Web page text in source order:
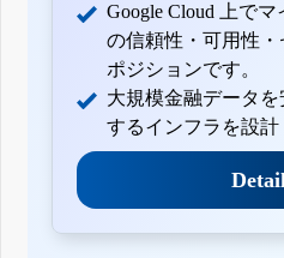
Google Cloud 上で
の信頼性・可用性
ポジションです。
大規模金融データ
するインフラを設計